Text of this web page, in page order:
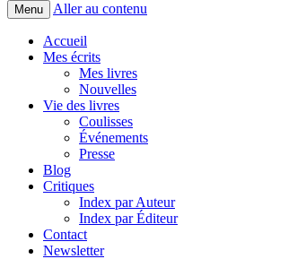
Menu Aller au contenu
Accueil
Mes écrits
Mes livres
Nouvelles
Vie des livres
Coulisses
Événements
Presse
Blog
Critiques
Index par Auteur
Index par Éditeur
Contact
Newsletter